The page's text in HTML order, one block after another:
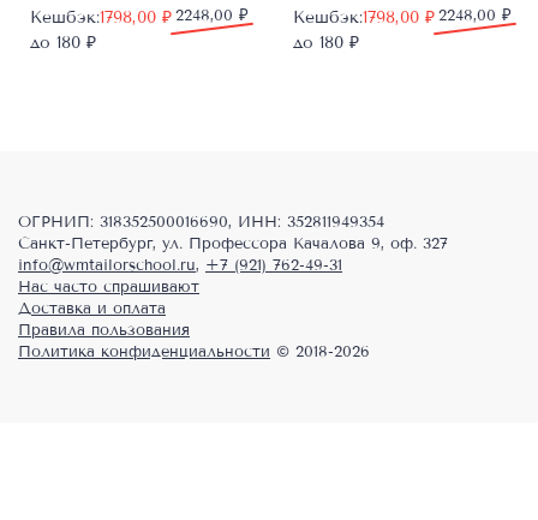
2248,00 ₽
Первоначальная
цена
1798,00 ₽
Текущая
цена:
Кешбэк:
до 180 ₽
2248,00 ₽
Первоначальная
цена
1798,00 ₽
Текущая
цена:
Кешбэк:
до 180 ₽
ОГРНИП: 318352500016690, ИНН: 352811949354
Санкт-Петербург, ул. Профессора Качалова 9, оф. 327
info@wmtailorschool.ru, +7 (921) 762-49-31
Нас часто спрашивают
Доставка и оплата
Правила пользования
Политика конфиденциальности © 2018-2026